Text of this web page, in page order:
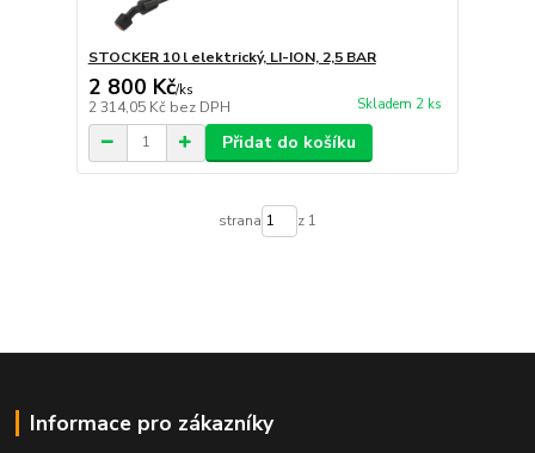
STOCKER 10 l elektrický, LI-ION, 2,5 BAR
2 800 Kč/ks
2 314,05 Kč bez DPH Skladem 2 ks
Přidat do košíku
strana z 1
Informace pro zákazníky